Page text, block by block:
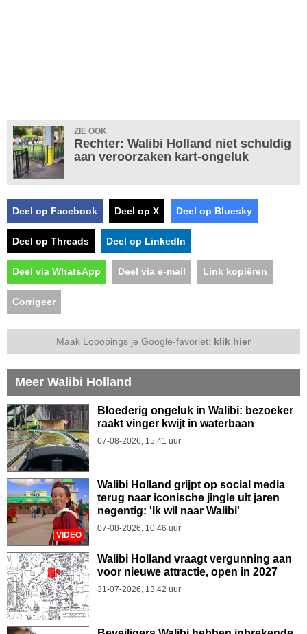
ZIE OOK
Rechter: Walibi Holland niet schuldig
aan veroorzaken kart-ongeluk
Deel op Facebook Deel op X Deel op Bluesky
Deel op Threads Deel op LinkedIn
Deel via WhatsApp Deel via e-mail Link kopiëren
Corrigeer
Maak Looopings je Google-favoriet: klik hier
Meer Walibi Holland
Bloederig ongeluk in Walibi: bezoeker
raakt vinger kwijt in waterbaan
07-08-2026, 15.41 uur
VIDEO
Walibi Holland grijpt op social media
terug naar iconische jingle uit jaren
negentig: 'Ik wil naar Walibi'
07-08-2026, 10.46 uur
Walibi Holland vraagt vergunning aan
voor nieuwe attractie, open in 2027
31-07-2026, 13.42 uur